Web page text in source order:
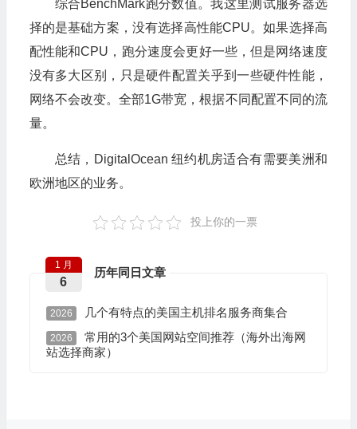
综合BenchMark跑分数值。我这里测试服务器选
择的是基础方案，没有选择高性能CPU。如果选择高
配性能和CPU，跑分速度会更好一些，但是网络速度
没有多大区别，只是硬件配置关乎到一些硬件性能，
网络不会改变。全部1G带宽，根据不同配置不同的流
量。
总结，DigitalOcean 纽约机房适合有需要美洲和
欧洲地区的业务。
投上你的一票
历年同日文章
1 月
6
2026 几个有特点的美国主机排名服务商集合
2026
常用的3个美国网站空间推荐（海外出海网
站选择商家）